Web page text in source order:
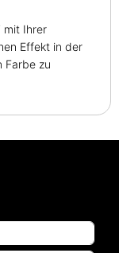
mit Ihrer
Effekt in der
Farbe zu